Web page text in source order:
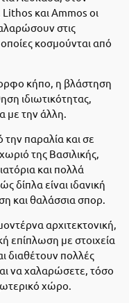
Lithos και Ammos οι
στις
οποίες κοσμούνται από
κήπο, η βλάστηση
ιδιωτικότητας,
με την άλλη.
την παραλία και σε
της Βασιλικής,
και πολλά
δίπλα είναι ιδανική
και θαλάσσια σπορ.
αρχιτεκτονική,
επίπλωση με στοιχεία
διαθέτουν πολλές
να χαλαρώσετε, τόσο
χώρο.